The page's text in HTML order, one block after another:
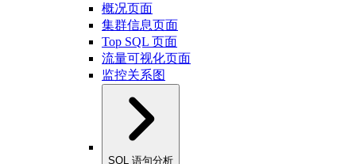
概况页面
集群信息页面
Top SQL 页面
流量可视化页面
监控关系图
SQL 语句分析